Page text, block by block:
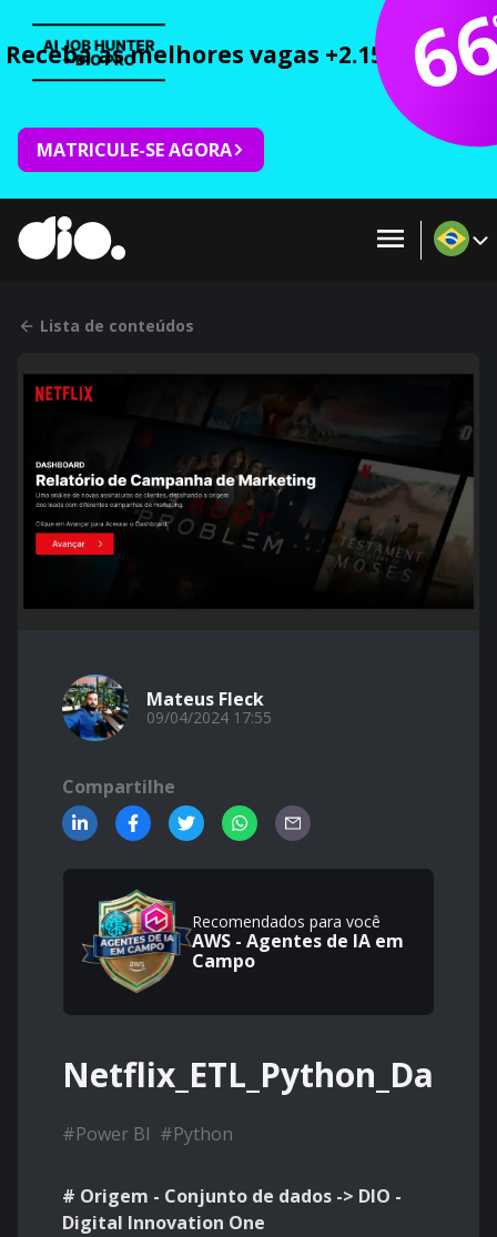
Receba as melhores vagas +2.150 cursos
MATRICULE-SE AGORA
Lista de conteúdos
Mateus Fleck
09/04/2024 17:55
Compartilhe
Recomendados para você
AWS - Agentes de IA em
Campo
#Power BI #Python
# Origem - Conjunto de dados -> DIO -
Digital Innovation One